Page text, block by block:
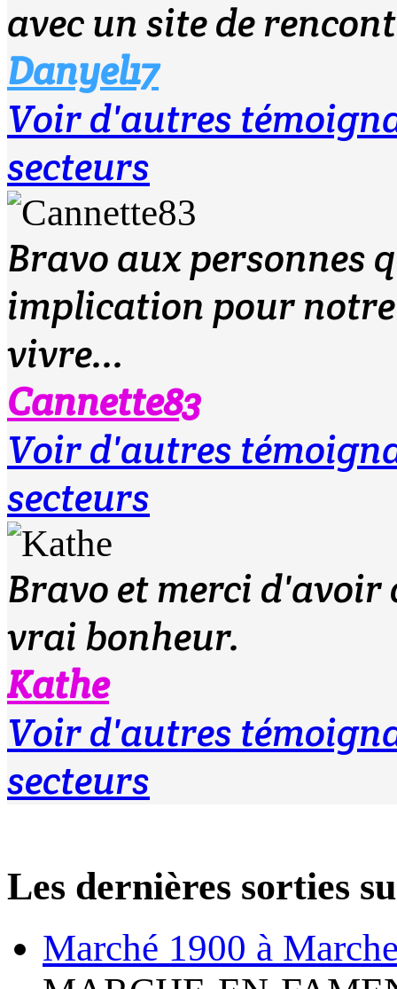
avec un site de
Danyel17
Voir d'autres
secteurs
Bravo aux personnes
implication pour
vivre...
Cannette83
Voir d'autres
secteurs
Bravo et merci d'avoir
vrai bonheur.
Kathe
Voir d'autres
secteurs
Les dernières sorties
Marché 1900 à